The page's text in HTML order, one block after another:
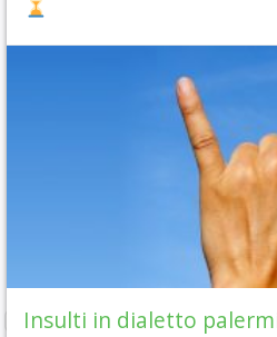
Insulti in dialetto